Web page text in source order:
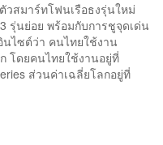
วสมาร์ทโฟนเรือธงรุ่นใหม่
รุ่นย่อย พร้อมกับการชูจุดเด่น
ไซต์ว่า คนไทยใช้งาน
โดยคนไทยใช้งานอยู่ที่
ส่วนค่าเฉลี่ยโลกอยู่ที่